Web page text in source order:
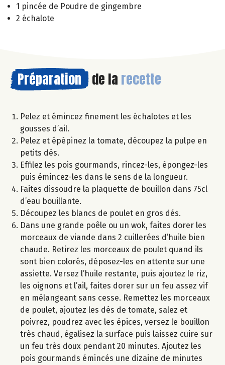
1 pincée de Poudre de gingembre
2 échalote
Préparation de la recette
Pelez et émincez finement les échalotes et les
gousses d’ail.
Pelez et épépinez la tomate, découpez la pulpe en
petits dés.
Effilez les pois gourmands, rincez-les, épongez-les
puis émincez-les dans le sens de la longueur.
Faites dissoudre la plaquette de bouillon dans 75cl
d’eau bouillante.
Découpez les blancs de poulet en gros dés.
Dans une grande poêle ou un wok, faites dorer les
morceaux de viande dans 2 cuillerées d’huile bien
chaude. Retirez les morceaux de poulet quand ils
sont bien colorés, déposez-les en attente sur une
assiette. Versez l’huile restante, puis ajoutez le riz,
les oignons et l’ail, faites dorer sur un feu assez vif
en mélangeant sans cesse. Remettez les morceaux
de poulet, ajoutez les dés de tomate, salez et
poivrez, poudrez avec les épices, versez le bouillon
très chaud, égalisez la surface puis laissez cuire sur
un feu très doux pendant 20 minutes. Ajoutez les
pois gourmands émincés une dizaine de minutes